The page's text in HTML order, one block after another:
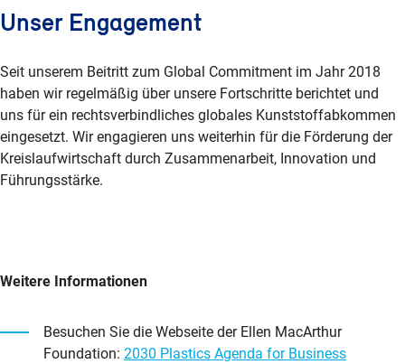
Unser Engagement
Seit unserem Beitritt zum Global Commitment im Jahr 2018
haben wir regelmäßig über unsere Fortschritte berichtet und
uns für ein rechtsverbindliches globales Kunststoffabkommen
eingesetzt. Wir engagieren uns weiterhin für die Förderung der
Kreislaufwirtschaft durch Zusammenarbeit, Innovation und
Führungsstärke.
Weitere Informationen
Besuchen Sie die Webseite der Ellen MacArthur
Foundation: 2030 Plastics Agenda for Business